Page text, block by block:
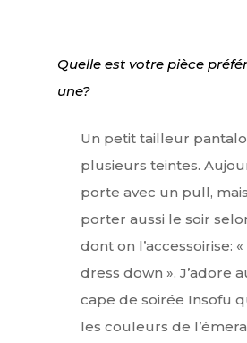
Quelle est votre pièce
une?
Un petit tailleur
plusieurs teintes.
porte avec un pull,
porter aussi le soir
dont on l’accessoirise:
dress down ». J’adore
cape de soirée Insofu
les couleurs de